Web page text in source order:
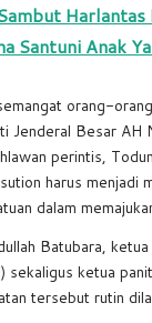
Harlantas
Santuni Anak
orang-
Jenderal Besar AH
perintis,
harus menjadi
dalam
Batubara,
sekaligus ketua
tersebut rutin